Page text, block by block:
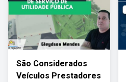
São Considerados
Veículos Prestadores